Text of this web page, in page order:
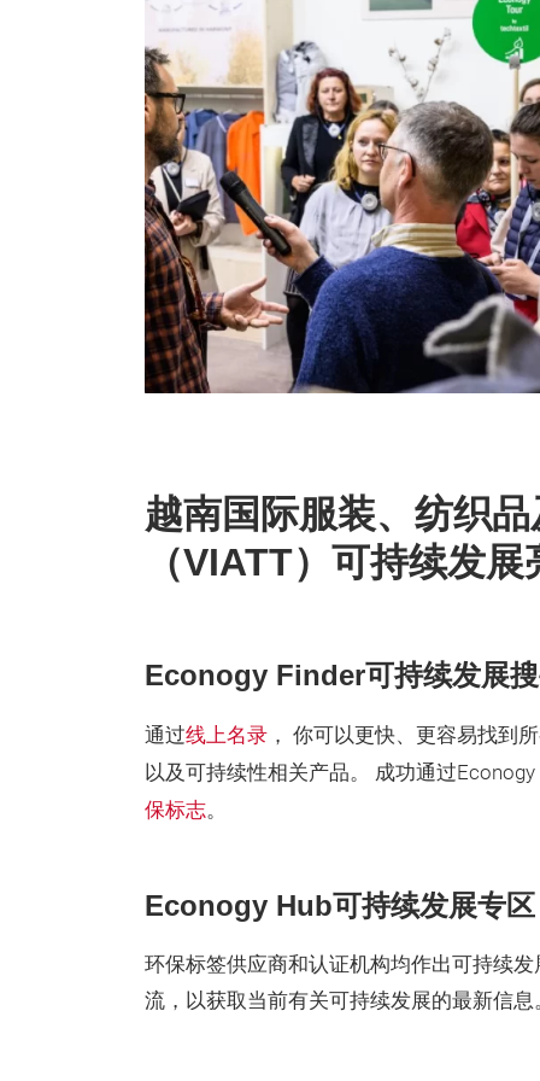
越南国际服装、纺织
（VIATT）可持续发展
Econogy Finder可持续发展
通过线上名录 ， 你可以更快、更容易找到
以及可持续性相关产品。 成功通过
保标志。
Econogy Hub可持续发展专区
环保标签供应商和认证机构均作出可持续
流，以获取当前有关可持续发展的最新信息